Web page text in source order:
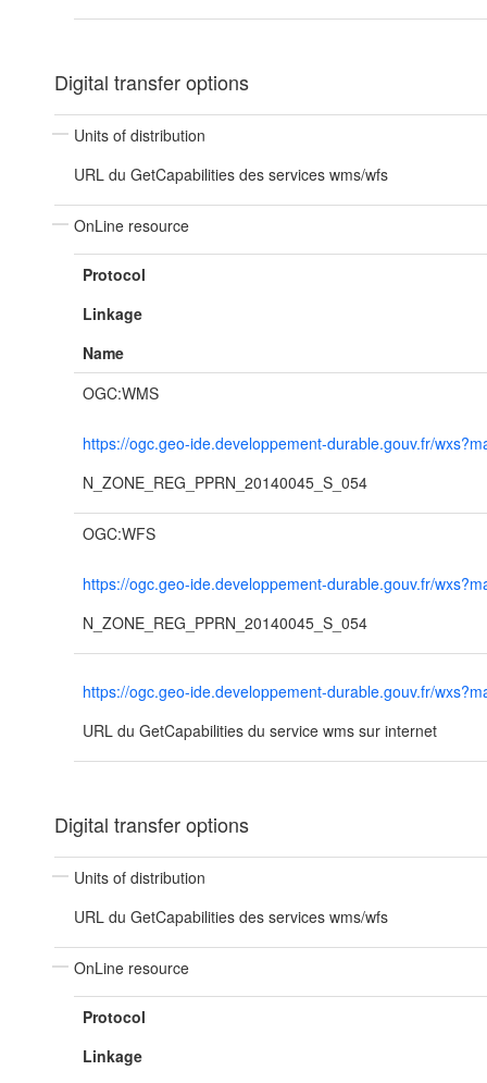
Digital transfer options
Units of distribution
URL du GetCapabilities des services wms/wfs
OnLine resource
Protocol
Linkage
Name
OGC:WMS
https://ogc.geo-ide.developpement-durable.gouv.fr/
N_ZONE_REG_PPRN_20140045_S_054
OGC:WFS
https://ogc.geo-ide.developpement-durable.gouv.fr/
N_ZONE_REG_PPRN_20140045_S_054
https://ogc.geo-ide.developpement-durable.gouv.fr/
URL du GetCapabilities du service wms sur internet
Digital transfer options
Units of distribution
URL du GetCapabilities des services wms/wfs
OnLine resource
Protocol
Linkage